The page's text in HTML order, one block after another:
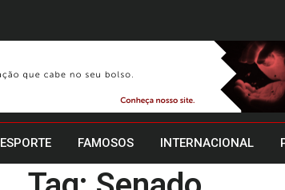
ESPORTE FAMOSOS INTERNACIONAL